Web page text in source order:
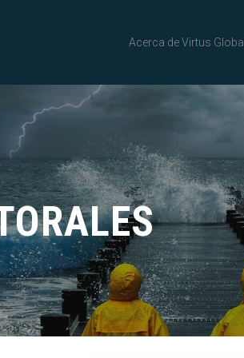
Acerca de Virtus Global